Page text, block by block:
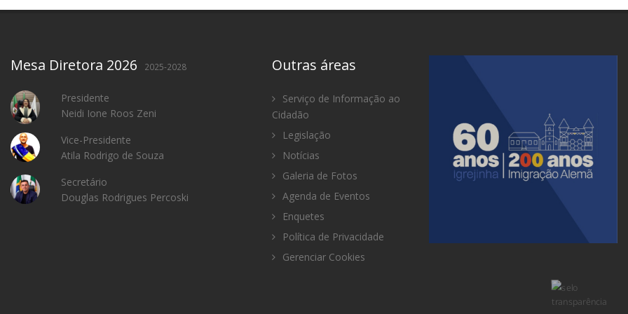
Mesa Diretora 2026 2025-2028
Presidente
Neidi Ione Roos Zeni
Vice-Presidente
Atila Rodrigo de Souza
Secretário
Douglas Rodrigues Percoski
Outras áreas
Serviço de Informação ao
Cidadão
Legislação
Notícias
Galeria de Fotos
Agenda de Eventos
Enquetes
Política de Privacidade
Gerenciar Cookies